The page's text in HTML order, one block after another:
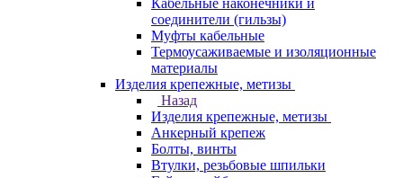
Кабельные наконечники и
соединители (гильзы)
Муфты кабельные
Термоусаживаемые и изоляционные
материалы
Изделия крепежные, метизы
Назад
Изделия крепежные, метизы
Анкерный крепеж
Болты, винты
Втулки, резьбовые шпильки